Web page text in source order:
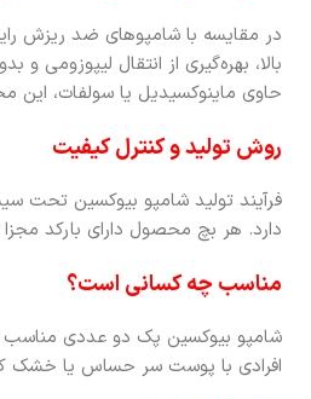
بالا، بهره‌گیری از انتقال
حاوی ماینوکسیدیل یا سولفات،
روش تولید و کنترل کیفیت
دارد. هر بچ محصول دارای بارکد
مناسب چه کسانی است؟
شامپو بیوکسین پک دو عددی مناسب
افرادی با پوست سر حساس یا خشک که